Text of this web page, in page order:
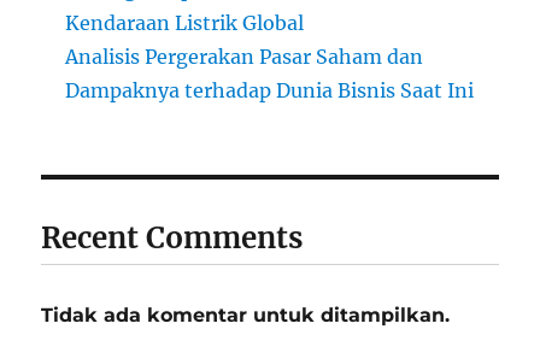
Kendaraan Listrik Global
Analisis Pergerakan Pasar Saham dan
Dampaknya terhadap Dunia Bisnis Saat Ini
Recent Comments
Tidak ada komentar untuk ditampilkan.